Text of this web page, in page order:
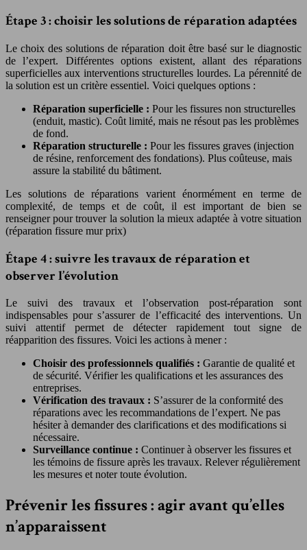
Étape 3 : choisir les solutions de réparation adaptées
Le choix des solutions de réparation doit être basé sur le diagnostic
de l’expert. Différentes options existent, allant des réparations
superficielles aux interventions structurelles lourdes. La pérennité de
la solution est un critère essentiel. Voici quelques options :
Réparation superficielle : Pour les fissures non structurelles
(enduit, mastic). Coût limité, mais ne résout pas les problèmes
de fond.
Réparation structurelle : Pour les fissures graves (injection
de résine, renforcement des fondations). Plus coûteuse, mais
assure la stabilité du bâtiment.
Les solutions de réparations varient énormément en terme de
complexité, de temps et de coût, il est important de bien se
renseigner pour trouver la solution la mieux adaptée à votre situation
(réparation fissure mur prix)
Étape 4 : suivre les travaux de réparation et
observer l’évolution
Le suivi des travaux et l’observation post-réparation sont
indispensables pour s’assurer de l’efficacité des interventions. Un
suivi attentif permet de détecter rapidement tout signe de
réapparition des fissures. Voici les actions à mener :
Choisir des professionnels qualifiés : Garantie de qualité et
de sécurité. Vérifier les qualifications et les assurances des
entreprises.
Vérification des travaux : S’assurer de la conformité des
réparations avec les recommandations de l’expert. Ne pas
hésiter à demander des clarifications et des modifications si
nécessaire.
Surveillance continue : Continuer à observer les fissures et
les témoins de fissure après les travaux. Relever régulièrement
les mesures et noter toute évolution.
Prévenir les fissures : agir avant qu’elles
n’apparaissent